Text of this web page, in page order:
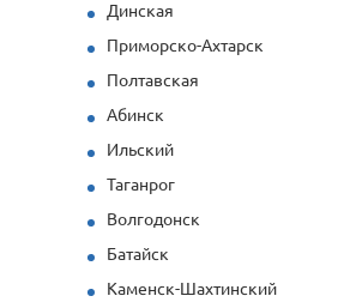
Динская
Приморско-Ахтарск
Полтавская
Абинск
Ильский
Таганрог
Волгодонск
Батайск
Каменск-Шахтинский